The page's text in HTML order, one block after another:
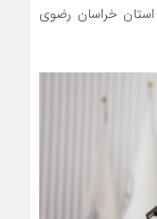
استان خراسان رضوی